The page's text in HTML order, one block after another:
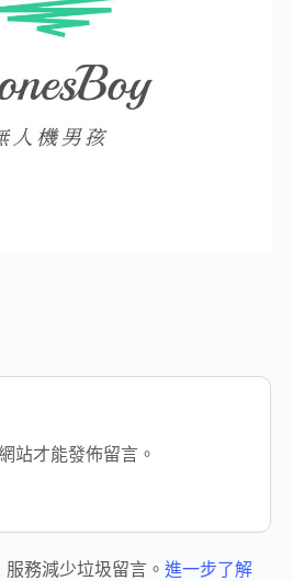
站才能發佈留言。
務減少垃圾留言。 進一步了解